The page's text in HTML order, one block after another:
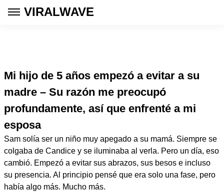
VIRALWAVE
Mi hijo de 5 años empezó a evitar a su
madre – Su razón me preocupó
profundamente, así que enfrenté a mi
esposa
Sam solía ser un niño muy apegado a su mamá. Siempre se
colgaba de Candice y se iluminaba al verla. Pero un día, eso
cambió. Empezó a evitar sus abrazos, sus besos e incluso
su presencia. Al principio pensé que era solo una fase, pero
había algo más. Mucho más.